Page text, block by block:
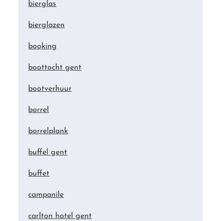
bierglas
bierglazen
booking
boottocht gent
bootverhuur
borrel
borrelplank
buffel gent
buffet
campanile
carlton hotel gent